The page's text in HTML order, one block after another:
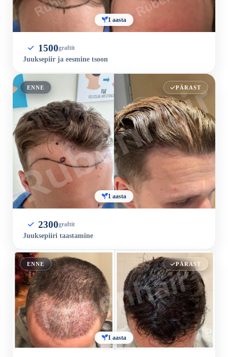
1 aasta
1500graftit
Juuksepiir ja eesmine tsoon
ENNE PÄRAST
1 aasta
2300graftit
Juuksepiiri taastamine
ENNE PÄRAST
1 aasta